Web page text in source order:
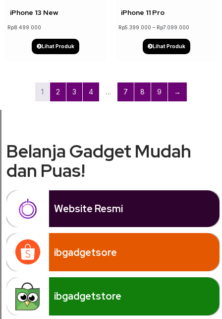
iPhone 13 New
Rp8.499.000
Lihat Produk
iPhone 11 Pro
Rp5.399.000 – Rp7.099.000
Lihat Produk
1 2 3 4 … 7 8 9 →
Belanja Gadget Mudah
dan Puas!
Website Resmi
ibgadgetsore
ibgadgetstore